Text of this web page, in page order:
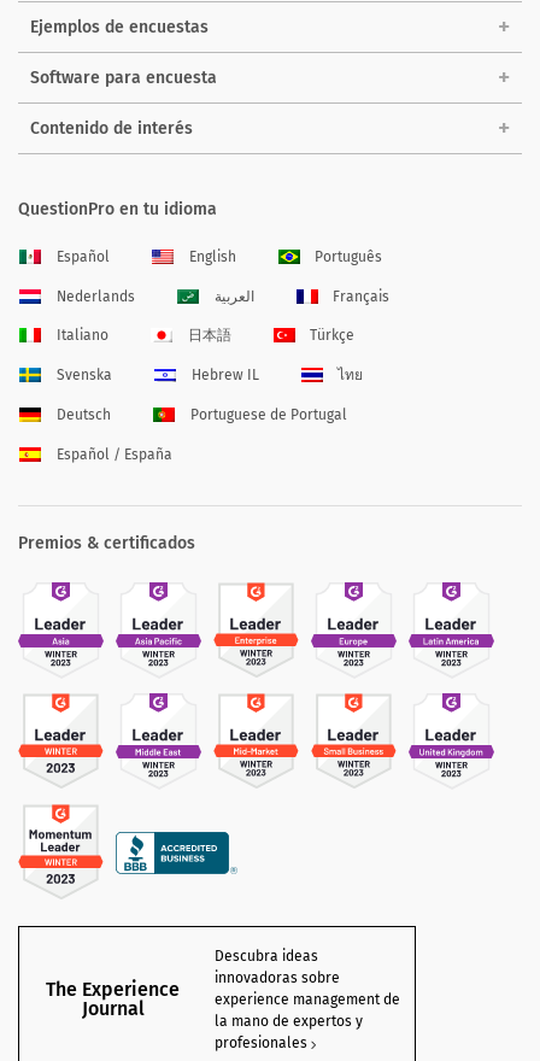
Ejemplos de encuestas
Software para encuesta
Contenido de interés
QuestionPro en tu idioma
Español English Português
Nederlands العربية Français
Italiano 日本語 Türkçe
Svenska Hebrew IL ไทย
Deutsch Portuguese de Portugal
Español / España
Premios & certificados
The Experience
Journal
Descubra ideas
innovadoras sobre
experience management de
la mano de expertos y
profesionales